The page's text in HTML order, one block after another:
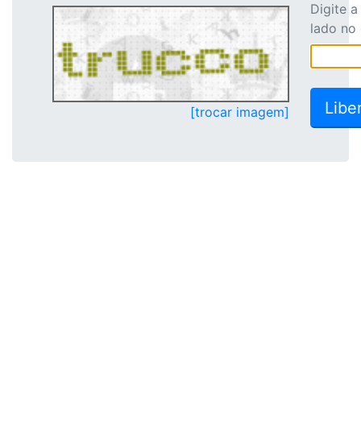
[trocar imagem]
Digite
lado no